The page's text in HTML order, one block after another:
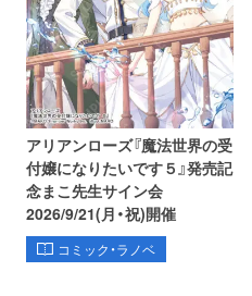
アリアンローズ『魔法世界の受
付嬢になりたいです５』発売記
念まこ先生サイン会
2026/9/21(月・祝)開催
コミック・ラノベ